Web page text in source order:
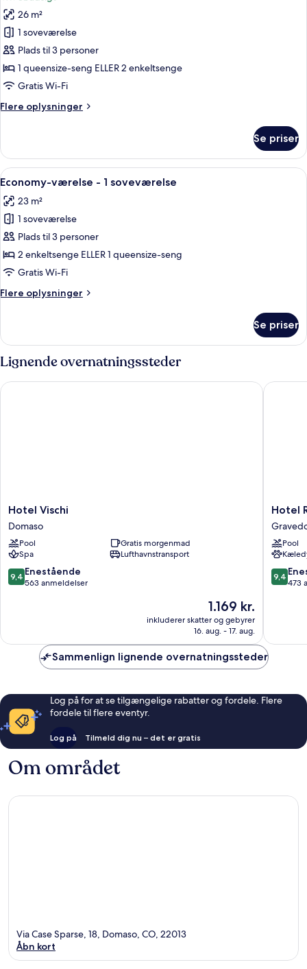
stueetage
af
Comfort-
værelse
med
dobbeltseng
eller
enkeltsenge
soveværelse
-
balkon
-
delvis
søudsigt
26 m²
1 soveværelse
Plads til 3 personer
1 queensize-seng ELLER 2 enkeltsenge
Gratis Wi-Fi
Flere oplysninger
Flere
værelse
med
dobbeltseng
2
enkeltsenge
soveværelse
balkon
-
Se priser
Indlæs
alle
billeder
af
Economy-
værelse
-
soveværelse
Et hotelværelse med seng,
12
Economy-værelse - 1 soveværelse
23 m²
1 soveværelse
Plads til 3 personer
2 enkeltsenge ELLER 1 queensize-seng
Gratis Wi-Fi
Flere oplysninger
Flere
værelse
-
1
soveværelse
Se priser
Lignende overnatningssteder
Hotel
Vischi
Domaso
Hotel Vischi
Domaso
Pool
Gratis morgenmad
Spa
Lufthavnstransport
9.4
ud
anmeldelser
9,4 Enestående
563 anmeldelser
Prisen
1.169 kr.
1.169 kr.
inkluderer skatter og gebyrer
16. aug. - 17. aug.
Hotel Vischi
Hotel
Regina
Hotel
Pool
9.4
ud
9,4
473
Hotel
Sammenlign lignende overnatningssteder
Log på for at se tilgængelige rabatter og fordele. Flere
fordele til flere eventyr.
Log på Tilmeld dig nu – det er gratis
Om området
Via Case Sparse, 18, Domaso, CO, 22013
Åbn kort